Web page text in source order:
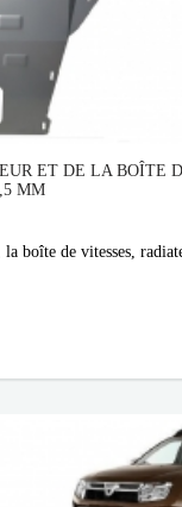
ET DE LA BOÎTE
MM
boîte de vitesses,